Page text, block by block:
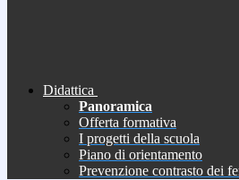
Didattica
Panoramica
Offerta formativa
I progetti della scuola
Piano di orientamento
Prevenzione contrasto dei